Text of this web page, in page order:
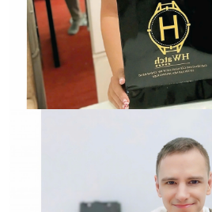
Trường hợp
nhận đổi hoặc